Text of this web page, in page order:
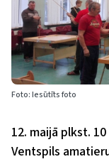
Foto: Iesūtīts foto
12. maijā plkst.
Ventspils